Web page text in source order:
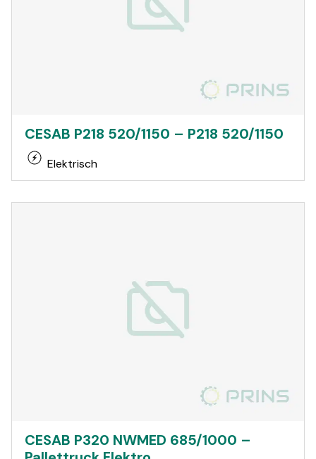
CESAB P218 520/1150 – P218 520/1150
Elektrisch
CESAB P320 NWMED 685/1000 –